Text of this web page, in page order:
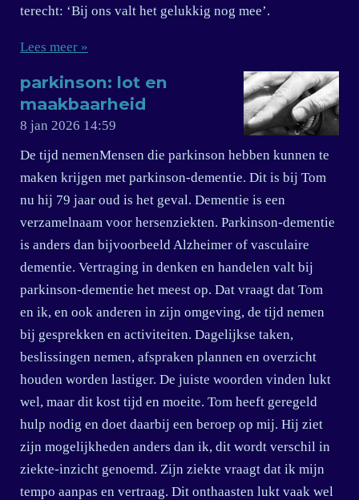
terecht: ‘Bij ons valt het gelukkig nog mee’.
Lees meer »
parkinson: lot en
maakbaarheid
8 jan 2026 14:59
De tijd nemenMensen die parkinson hebben kunnen te
maken krijgen met parkinson-dementie. Dit is bij Tom
nu hij 79 jaar oud is het geval. Dementie is een
verzamelnaam voor hersenziekten. Parkinson-dementie
is anders dan bijvoorbeeld Alzheimer of vasculaire
dementie. Vertraging in denken en handelen valt bij
parkinson-dementie het meest op. Dat vraagt dat Tom
en ik, en ook anderen in zijn omgeving, de tijd nemen
bij gesprekken en activiteiten. Dagelijkse taken,
beslissingen nemen, afspraken plannen en overzicht
houden worden lastiger. De juiste woorden vinden lukt
wel, maar dit kost tijd en moeite. Tom heeft geregeld
hulp nodig en doet daarbij een beroep op mij. Hij ziet
zijn mogelijkheden anders dan ik, dit wordt verschil in
ziekte-inzicht genoemd. Zijn ziekte vraagt dat ik mijn
tempo aanpas en vertraag. Dit onthaasten lukt vaak wel